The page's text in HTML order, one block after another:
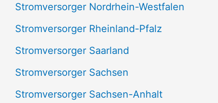
Stromversorger Nordrhein-Westfalen
Stromversorger Rheinland-Pfalz
Stromversorger Saarland
Stromversorger Sachsen
Stromversorger Sachsen-Anhalt